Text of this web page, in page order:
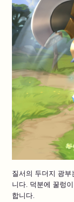
질서의 두더지 광
니다. 덕분에 꿀렁
합니다.